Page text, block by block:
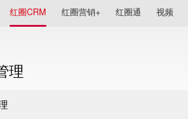
红圈CRM 红圈营销+ 红圈通 视频
理